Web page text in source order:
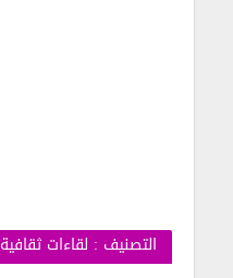
التصنيف : لقاءات ثقافية